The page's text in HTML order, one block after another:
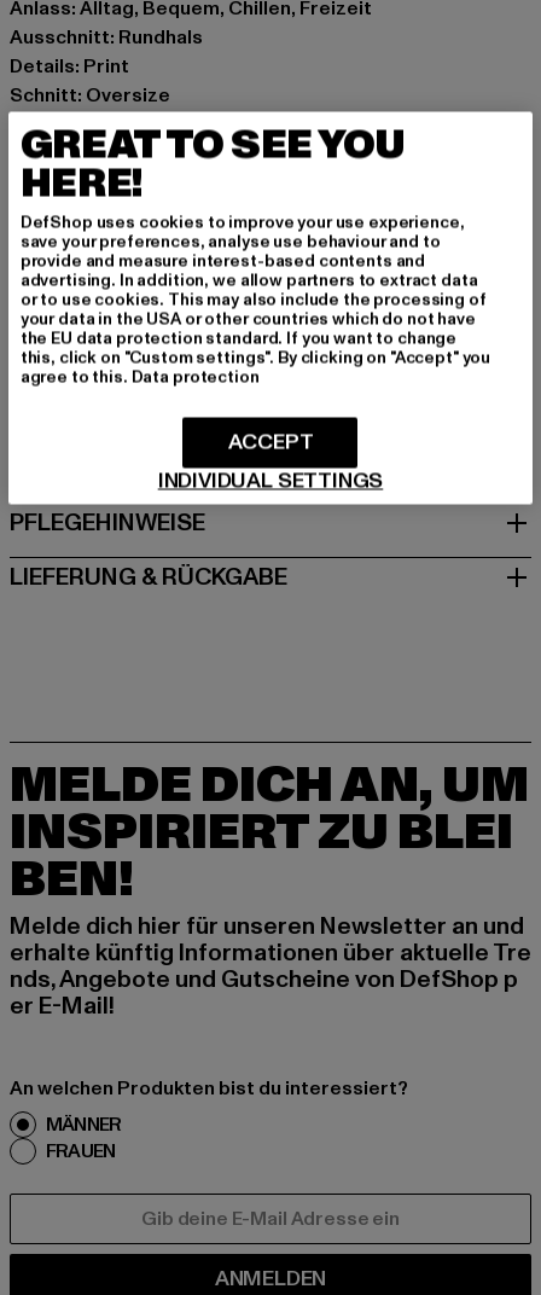
Anlass: Alltag, Bequem, Chillen, Freizeit
Ausschnitt: Rundhals
Details: Print
Schnitt: Oversize
Marke: Another Cotton Lab
Kat.: T-Shirts
Farbe: weiß
Hersteller Farbe: white
Materialzusammensetzung: 100% Baumwolle
Art.Nr: PD00002480-00220
Hersteller: Urban Styles Agency GmbH & Co. KG |
agentur@urbanstylesagency.com
Schanzenstraße 41 | 51063 Köln | DE
GRÖSSE & PASSFORM
PFLEGEHINWEISE
LIEFERUNG & RÜCKGABE
MELDE DICH AN, UM
INSPIRIERT ZU BLEI
BEN!
Melde dich hier für unseren Newsletter an und
erhalte künftig Informationen über aktuelle Tre
nds, Angebote und Gutscheine von DefShop p
er E-Mail!
An welchen Produkten bist du interessiert?
MÄNNER
FRAUEN
ANMELDEN
GREAT TO SEE YOU
HERE!
DefShop uses cookies to improve your use experience,
save your preferences, analyse use behaviour and to
provide and measure interest-based contents and
advertising. In addition, we allow partners to extract data
or to use cookies. This may also include the processing of
your data in the USA or other countries which do not have
the EU data protection standard. If you want to change
this, click on "Custom settings". By clicking on "Accept" you
agree to this. Data protection
INDIVIDUAL SETTINGS
ACCEPT